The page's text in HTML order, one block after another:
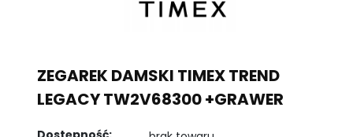
ZEGAREK DAMSKI TIMEX TREND
LEGACY TW2V68300 +GRAWER